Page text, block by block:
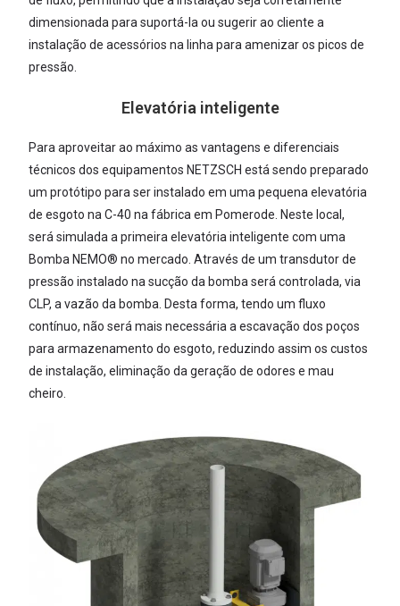
dimensionada para suportá-la ou sugerir ao cliente a
instalação de acessórios na linha para amenizar os picos de
pressão.
Elevatória inteligente
Para aproveitar ao máximo as vantagens e diferenciais
técnicos dos equipamentos NETZSCH está sendo preparado
um protótipo para ser instalado em uma pequena elevatória
de esgoto na C-40 na fábrica em Pomerode. Neste local,
será simulada a primeira elevatória inteligente com uma
Bomba NEMO® no mercado. Através de um transdutor de
pressão instalado na sucção da bomba será controlada, via
CLP, a vazão da bomba. Desta forma, tendo um fluxo
contínuo, não será mais necessária a escavação dos poços
para armazenamento do esgoto, reduzindo assim os custos
de instalação, eliminação da geração de odores e mau
cheiro.